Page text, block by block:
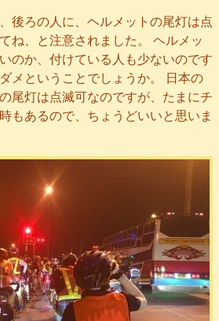
後ろの人に、ヘルメットの尾灯は点
ね、と注意されました。 ヘルメッ
のか、付けている人も少ないのです
メということでしょうか。 日本の
尾灯は点滅可なのですが、たまにチ
もあるので、ちょうどいいと思いま